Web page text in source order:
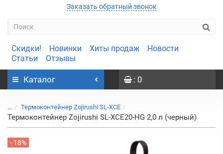
Заказать обратный звонок
Скидки! Новинки Хиты продаж
Новости
Статьи
Отзывы
Каталог : 0
... Термоконтейнер Zojirushi SL-XCE
Термоконтейнер Zojirushi SL-XCE20-HG 2,0 л (черный)
- 18%